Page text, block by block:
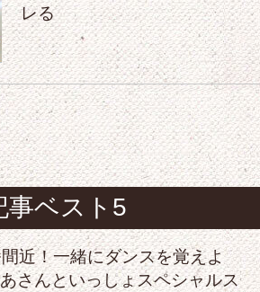
レる
事ベスト5
近！一緒にダンスを覚えよ
さんといっしょスペシャルス